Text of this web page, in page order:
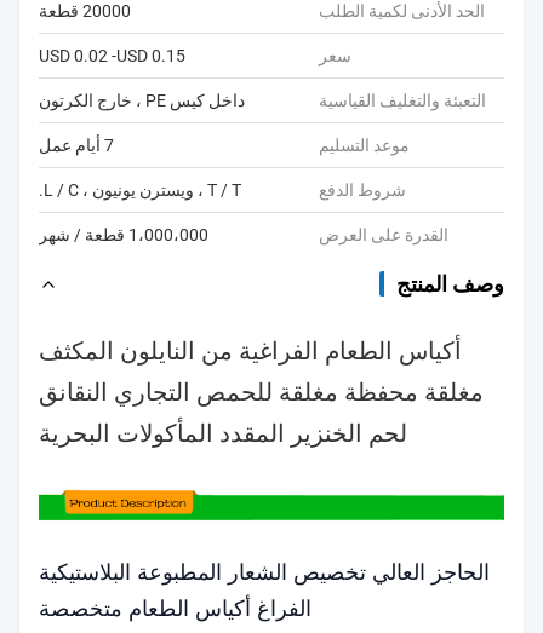
الحد الأدنى لكمية الطلب 20000 قطعة
سعر USD 0.02 -USD 0.15
التعبئة والتغليف القياسية داخل كيس PE ، خارج الكرتون
موعد التسليم 7 أيام عمل
شروط الدفع T / T ، ويسترن يونيون ، L / C.
القدرة على العرض 1،000،000 قطعة / شهر
وصف المنتج
أكياس الطعام الفراغية من النايلون المكثف
مغلقة محفظة مغلقة للحمص التجاري النقانق
لحم الخنزير المقدد المأكولات البحرية
الحاجز العالي تخصيص الشعار المطبوعة البلاستيكية
الفراغ أكياس الطعام متخصصة